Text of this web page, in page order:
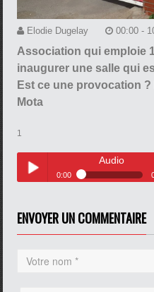
Elodie Dugelay 00:00 -
Association qui emploie
inaugurer une salle qui
Est ce une provocation
Mota
1
Audio
0:00
ENVOYER UN COMMENTAIRE